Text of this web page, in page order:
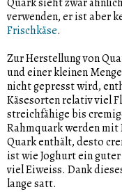
verwenden, er ist aber
Frischkäse.
Zur Herstellung von
und einer kleinen
nicht gepresst wird,
Käsesorten relativ viel
streichfähige bis
Rahmquark werden mit
Quark enthält, desto
ist wie Joghurt ein
viel Eiweiss. Dank
lange satt.